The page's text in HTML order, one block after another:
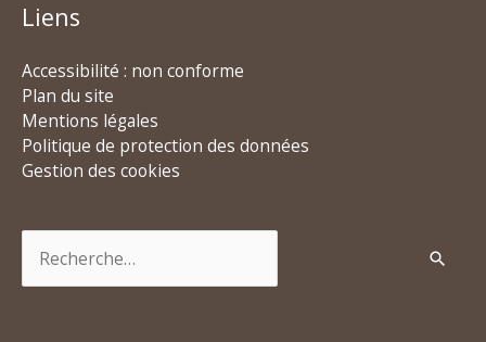
Liens
Accessibilité : non conforme
Plan du site
Mentions légales
Politique de protection des données
Gestion des cookies